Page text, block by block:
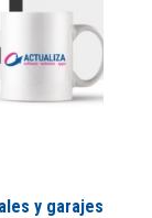
y garajes